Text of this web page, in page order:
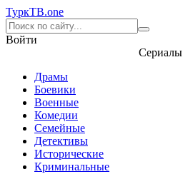
ТуркТВ.one
Войти
Сериалы
Драмы
Боевики
Военные
Комедии
Семейные
Детективы
Исторические
Криминальные